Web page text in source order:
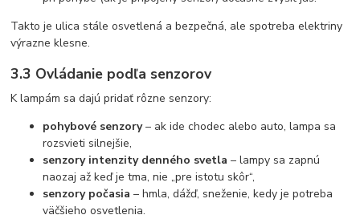
Takto je ulica stále osvetlená a bezpečná, ale spotreba elektriny
výrazne klesne.
3.3 Ovládanie podľa senzorov
K lampám sa dajú pridať rôzne senzory:
pohybové senzory– ak ide chodec alebo auto, lampa sa
rozsvieti silnejšie,
senzory intenzity denného svetla – lampy sa zapnú
naozaj až keď je tma, nie „pre istotu skôr“,
senzory počasia – hmla, dážď, sneženie, kedy je potreba
väčšieho osvetlenia.